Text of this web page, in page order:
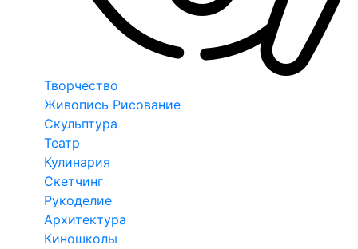
Творчество
Живопись Рисование
Скульптура
Театр
Кулинария
Скетчинг
Рукоделие
Архитектура
Киношколы